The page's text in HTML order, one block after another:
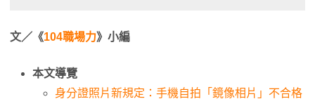
文／《104職場力》小編
本文導覽
身分證照片新規定：手機自拍「鏡像相片」不合格